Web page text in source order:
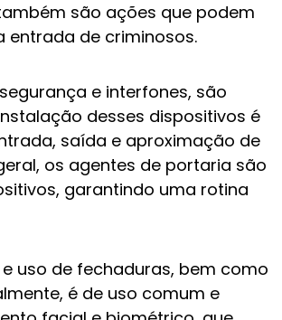
são ações que podem
entrada de criminosos.
e interfones, são
desses dispositivos é
saída e aproximação de
os agentes de portaria são
garantindo uma rotina
uso de fechaduras, bem como
é de uso comum e